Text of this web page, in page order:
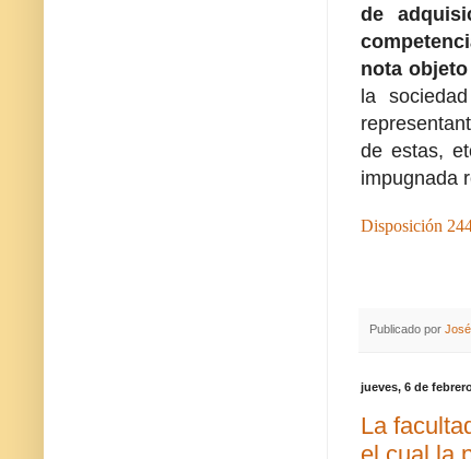
de
nota
la
de estas,
impugnada
Disposición
Publicado por
jueves, 6 de
La